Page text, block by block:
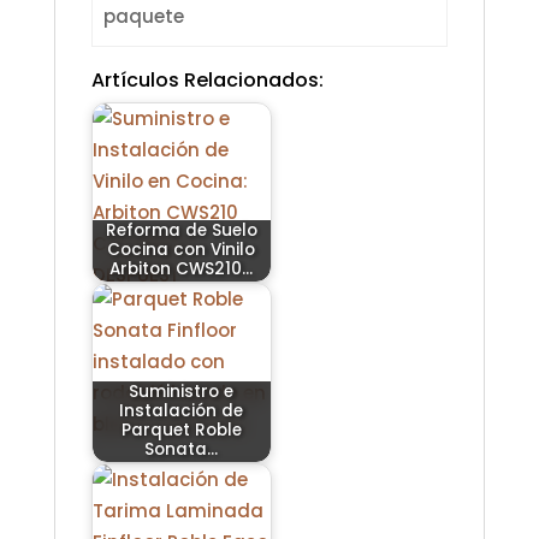
paquete
Artículos Relacionados:
Reforma de Suelo
Cocina con Vinilo
Arbiton CWS210…
Suministro e
Instalación de
Parquet Roble
Sonata…